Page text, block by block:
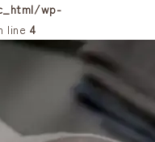
wp-
line 4